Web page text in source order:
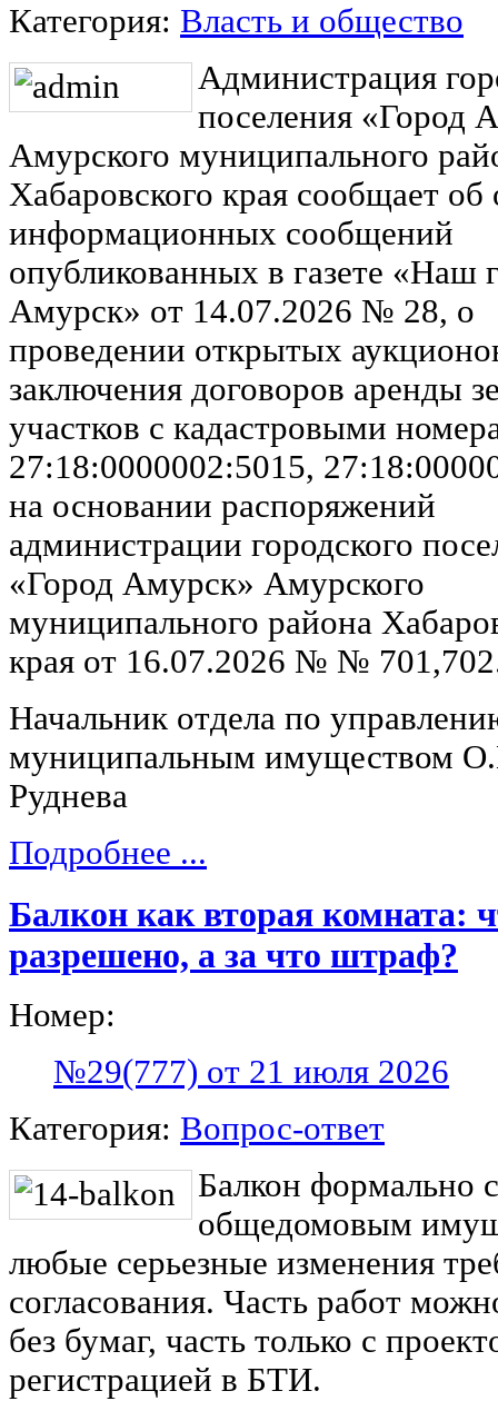
Категория: Власть и общество
Администрация
поселения «Город
Амурского муниципального
Хабаровского края сообщает об
информационных сообщений
опубликованных в газете «Наш
Амурск» от 14.07.2026 № 28, о
проведении открытых
заключения договоров аренды
участков с кадастровыми
27:18:0000002:5015,
на основании распоряжений
администрации городского
«Город Амурск» Амурского
муниципального района
края от 16.07.2026 № №
Начальник отдела по
муниципальным имуществом
Руднева
Подробнее ...
Балкон как вторая комната:
разрешено, а за что штраф?
Номер:
№29(777) от 21 июля 2026
Категория: Вопрос-ответ
Балкон формально
общедомовым
любые серьезные изменения
согласования. Часть работ
без бумаг, часть только с
регистрацией в БТИ.